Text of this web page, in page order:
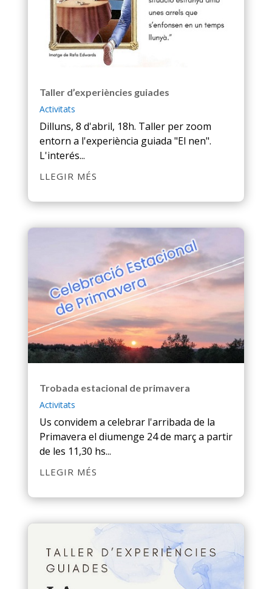
Taller d’experiències guiades
Activitats
Dilluns, 8 d'abril, 18h. Taller per zoom
entorn a l'experiència guiada "El nen".
L'interés...
LLEGIR MÉS
Trobada estacional de primavera
Activitats
Us convidem a celebrar l'arribada de la
Primavera el diumenge 24 de març a partir
de les 11,30 hs...
LLEGIR MÉS